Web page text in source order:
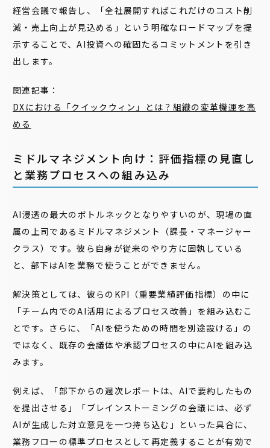
経営会議で報告し、「全社展開すればこれだけのコスト削
減・売上向上が見込める」という明確なロードマップを提
示することで、AI投資への確固たるコミットメントを引き
出します。
関連記事：
DXにおける「クイックウィン」とは？組織の変革機運を高
める
ミドルマネジメント向け：評価指標の見直し
と業務プロセスへの組み込み
AI浸透の最大のボトルネックとなりやすいのが、現場の直
属の上司であるミドルマネジメント（課長・マネージャー
クラス）です。彼ら自身が従来のやり方に固執している
と、部下はAIを業務で使うことができません。
解決策としては、彼らのKPI（重要業績評価指標）の中に
「チーム内でのAI活用によるプロセス改善」を組み込むこ
とです。さらに、「AIを使うための時間を別途設ける」の
ではなく、既存の会議体や承認プロセスの中にAIを組み込
みます。
例えば、「部下からの週次レポートは、AIで要約したもの
を提出させる」「ブレインストーミングの会議には、必ず
AIが生成した対立意見を一つ持ち込む」といった具合に、
業務フローの標準プロセスとして再定義することが有効で